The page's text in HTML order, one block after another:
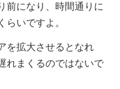
前になり、時間通りに
らいですよ。
を拡大させるとなれ
れまくるのではないで